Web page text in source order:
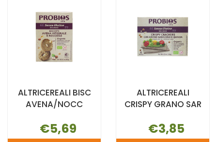
CARRELLO
ALTRICEREALI BISC
AVENA/NOCC
€5,69
ALTRICEREALI
CRISPY GRANO SAR
€3,85